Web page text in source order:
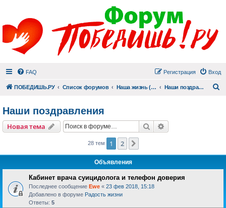
FAQ Вход
Регистрация
ПОБЕДИШЬ.РУ Список форумов Наша жизнь (не всё же о суициде!) Наши поздравления
Наши поздравления
Новая тема Поиск
28 тем 1 2
Объявления
Кабинет врача суицидолога и телефон доверия
Последнее сообщение Ewe « 23 фев 2018, 15:18
Добавлено в форуме Радость жизни
Ответы: 5